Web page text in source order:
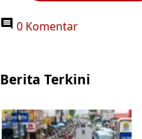
0 Komentar
Berita Terkini